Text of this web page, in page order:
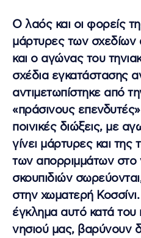
Ο λαός και οι φορείς
μάρτυρες των σχεδίων
και ο αγώνας του
σχέδια εγκατάστασης
αντιμετωπίστηκε από
«πράσινους
ποινικές διώξεις, με
γίνει μάρτυρες και της
των απορριμμάτων στο
σκουπιδιών
στην χωματερή
έγκλημα αυτό κατά του
νησιού μας, βαρύνουν